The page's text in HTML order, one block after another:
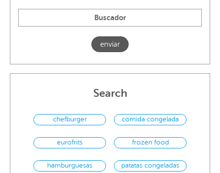
Search
chefburger comida congelada
eurofrits frozen food
hamburguesas patatas congeladas